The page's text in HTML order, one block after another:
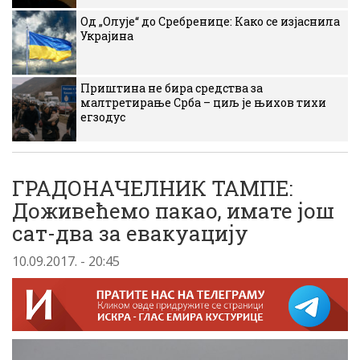
Од „Олује“ до Сребренице: Како се изјаснила
Украјина
Приштина не бира средства за
малтретирање Срба – циљ је њихов тихи
егзодус
ГРАДОНАЧЕЛНИК ТАМПЕ:
Доживећемо пакао, имате још
сат-два за евакуацију
10.09.2017. - 20:45